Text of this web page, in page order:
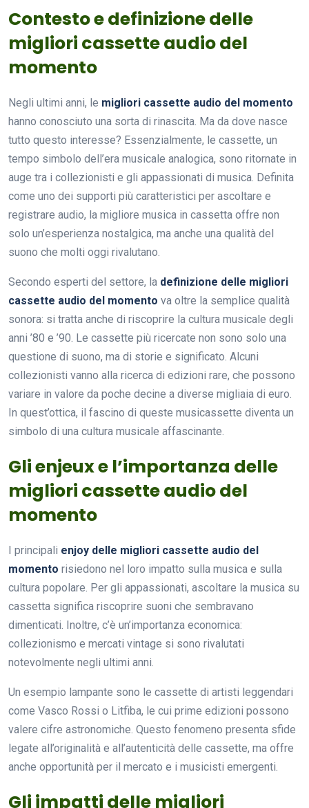
Contesto e definizione delle
migliori cassette audio del
momento
Negli ultimi anni, le migliori cassette audio del momento
hanno conosciuto una sorta di rinascita. Ma da dove nasce
tutto questo interesse? Essenzialmente, le cassette, un
tempo simbolo dell’era musicale analogica, sono ritornate in
auge tra i collezionisti e gli appassionati di musica. Definita
come uno dei supporti più caratteristici per ascoltare e
registrare audio, la migliore musica in cassetta offre non
solo un’esperienza nostalgica, ma anche una qualità del
suono che molti oggi rivalutano.
Secondo esperti del settore, la definizione delle migliori
cassette audio del momento va oltre la semplice qualità
sonora: si tratta anche di riscoprire la cultura musicale degli
anni ’80 e ’90. Le cassette più ricercate non sono solo una
questione di suono, ma di storie e significato. Alcuni
collezionisti vanno alla ricerca di edizioni rare, che possono
variare in valore da poche decine a diverse migliaia di euro.
In quest’ottica, il fascino di queste musicassette diventa un
simbolo di una cultura musicale affascinante.
Gli enjeux e l’importanza delle
migliori cassette audio del
momento
I principali enjoy delle migliori cassette audio del
momento risiedono nel loro impatto sulla musica e sulla
cultura popolare. Per gli appassionati, ascoltare la musica su
cassetta significa riscoprire suoni che sembravano
dimenticati. Inoltre, c’è un’importanza economica:
collezionismo e mercati vintage si sono rivalutati
notevolmente negli ultimi anni.
Un esempio lampante sono le cassette di artisti leggendari
come Vasco Rossi o Litfiba, le cui prime edizioni possono
valere cifre astronomiche. Questo fenomeno presenta sfide
legate all’originalità e all’autenticità delle cassette, ma offre
anche opportunità per il mercato e i musicisti emergenti.
Gli impatti delle migliori